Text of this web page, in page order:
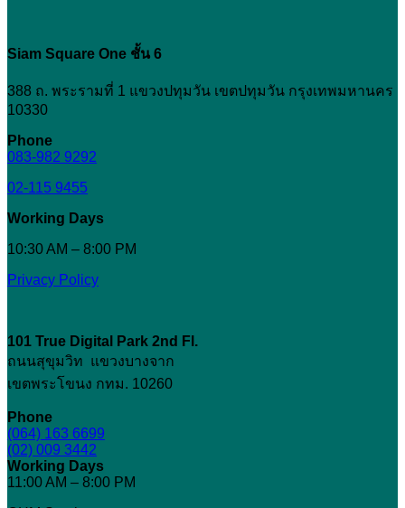
Siam Square One ชั้น 6
388 ถ. พระรามที่ 1 แขวงปทุมวัน เขตปทุมวัน กรุงเทพมหานคร
10330
Phone
083-982 9292
02-115 9455
Working Days
10:30 AM – 8:00 PM
Privacy Policy
101 True Digital Park 2nd Fl.
ถนนสุขุมวิท แขวงบางจาก
เขตพระโขนง กทม. 10260
Phone
(064) 163 6699
(02) 009 3442
Working Days
11:00 AM – 8:00 PM